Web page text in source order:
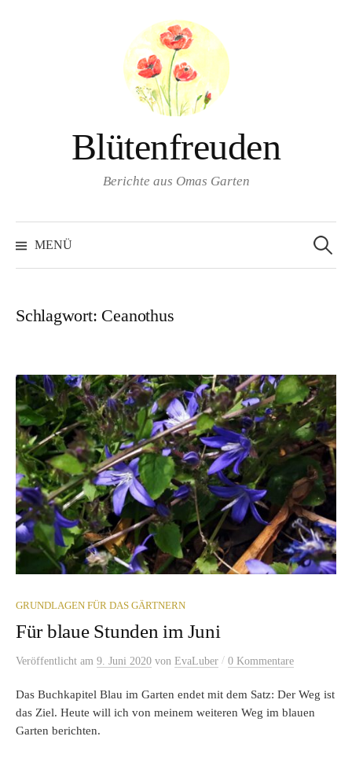
Blütenfreuden
Berichte aus Omas Garten
MENÜ
nach:
Schlagwort: Ceanothus
GRUNDLAGEN FÜR DAS GÄRTNERN
Für blaue Stunden im Juni
Veröffentlicht am 9. Juni 2020 von EvaLuber / 0 Kommentare
Das Buchkapitel Blau im Garten endet mit dem Satz: Der Weg ist
das Ziel. Heute will ich von meinem weiteren Weg im blauen
Garten berichten.